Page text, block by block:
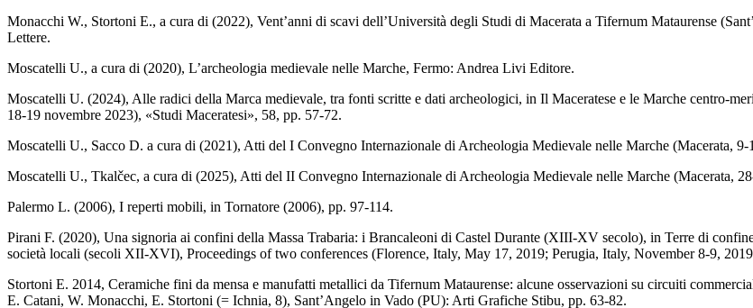
Monacchi W., Stortoni E., a cura di (2022), Vent’anni di scavi dell’Università degli Studi di Macerata a Tifernum Mataurense
Lettere.
Moscatelli U., a cura di (2020), L’archeologia medievale nelle Marche, Fermo: Andrea Livi Editore.
Moscatelli U. (2024), Alle radici della Marca medievale, tra fonti scritte e dati archeologici, in Il Maceratese e le Marche centro-
18-19 novembre 2023), «Studi Maceratesi», 58, pp. 57-72.
Moscatelli U., Sacco D. a cura di (2021), Atti del I Convegno Internazionale di Archeologia Medievale nelle Marche (Macerata,
Moscatelli U., Tkalčec, a cura di (2025), Atti del II Convegno Internazionale di Archeologia Medievale nelle Marche (Macerata,
Palermo L. (2006), I reperti mobili, in Tornatore (2006), pp. 97-114.
Pirani F. (2020), Una signoria ai confini della Massa Trabaria: i Brancaleoni di Castel Durante (XIII-XV secolo), in Terre di
società locali (secoli XII-XVI), Proceedings of two conferences (Florence, Italy, May 17, 2019; Perugia, Italy, November 8-9,
Stortoni E. 2014, Ceramiche fini da mensa e manufatti metallici da Tifernum Mataurense: alcune osservazioni su circuiti
E. Catani, W. Monacchi, E. Stortoni (= Ichnia, 8), Sant’Angelo in Vado (PU): Arti Grafiche Stibu, pp. 63-82.